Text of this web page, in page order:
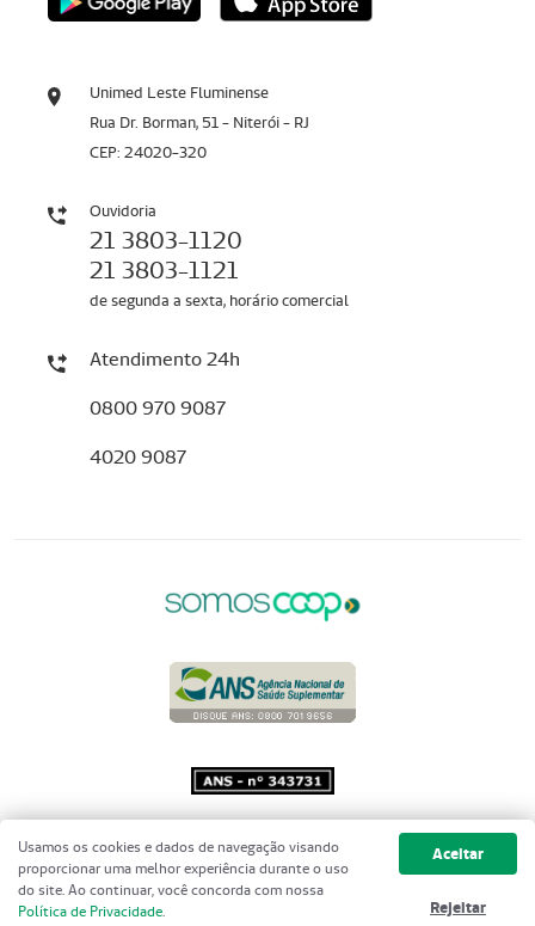
Unimed Leste Fluminense
Rua Dr. Borman, 51 - Niterói - RJ
CEP: 24020-320
Ouvidoria
21 3803-1120
21 3803-1121
de segunda a sexta, horário comercial
Atendimento 24h
0800 970 9087
4020 9087
Copyright 2001 - 2026 Unimed do
Brasil - Todos os direitos reservados
Usamos os cookies e dados de navegação visando
proporcionar uma melhor experiência durante o uso
do site. Ao continuar, você concorda com nossa
Política de Privacidade.
Aceitar
Rejeitar